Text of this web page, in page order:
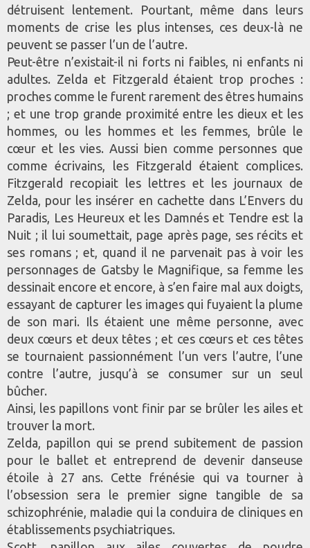
détruisent lentement. Pourtant, même dans leurs
moments de crise les plus intenses, ces deux-là ne
peuvent se passer l’un de l’autre.
Peut-être n’existait-il ni forts ni faibles, ni enfants ni
adultes. Zelda et Fitzgerald étaient trop proches :
proches comme le furent rarement des êtres humains
; et une trop grande proximité entre les dieux et les
hommes, ou les hommes et les femmes, brûle le
cœur et les vies. Aussi bien comme personnes que
comme écrivains, les Fitzgerald étaient complices.
Fitzgerald recopiait les lettres et les journaux de
Zelda, pour les insérer en cachette dans L’Envers du
Paradis, Les Heureux et les Damnés et Tendre est la
Nuit ; il lui soumettait, page après page, ses récits et
ses romans ; et, quand il ne parvenait pas à voir les
personnages de Gatsby le Magnifique, sa femme les
dessinait encore et encore, à s’en faire mal aux doigts,
essayant de capturer les images qui fuyaient la plume
de son mari. Ils étaient une même personne, avec
deux cœurs et deux têtes ; et ces cœurs et ces têtes
se tournaient passionnément l’un vers l’autre, l’une
contre l’autre, jusqu’à se consumer sur un seul
bûcher.
Ainsi, les papillons vont finir par se brûler les ailes et
trouver la mort.
Zelda, papillon qui se prend subitement de passion
pour le ballet et entreprend de devenir danseuse
étoile à 27 ans. Cette frénésie qui va tourner à
l’obsession sera le premier signe tangible de sa
schizophrénie, maladie qui la conduira de cliniques en
établissements psychiatriques.